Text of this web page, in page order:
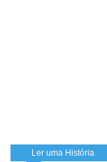
Ler uma História